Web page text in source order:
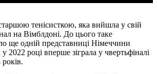
тенісисткою, яка вийшла у свій
на Вімблдоні. До цього таке
ще одній представниці Німеччини
2022 році вперше зіграла у чвертьфіналі